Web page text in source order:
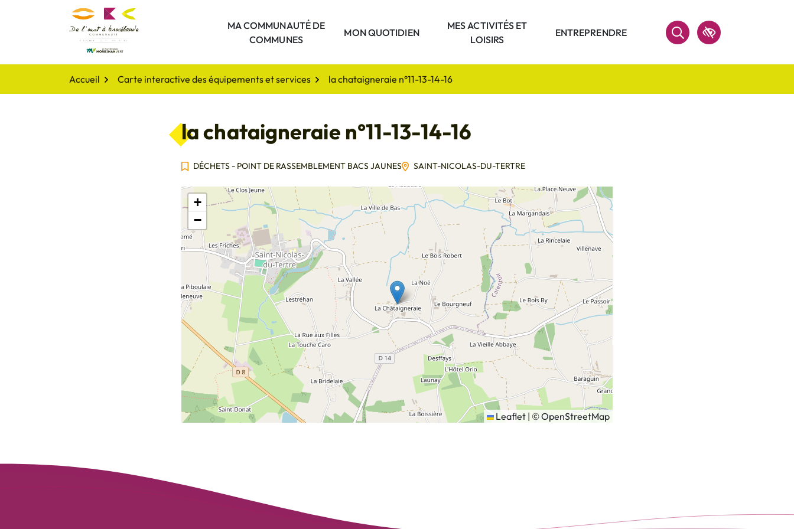
De l'oust à Brocéliande Communauté
MA COMMUNAUTÉ DE
COMMUNES
MON QUOTIDIEN
MES ACTIVITÉS ET
LOISIRS
ENTREPRENDRE
RECHERCHERAccessibilité
Accueil Carte interactive des équipements et services la chataigneraie n°11-13-14-16
la chataigneraie n°11-13-14-16
DÉCHETS - POINT DE RASSEMBLEMENT BACS JAUNES SAINT-NICOLAS-DU-TERTRE
+
−
Leaflet | ©OpenStreetMap